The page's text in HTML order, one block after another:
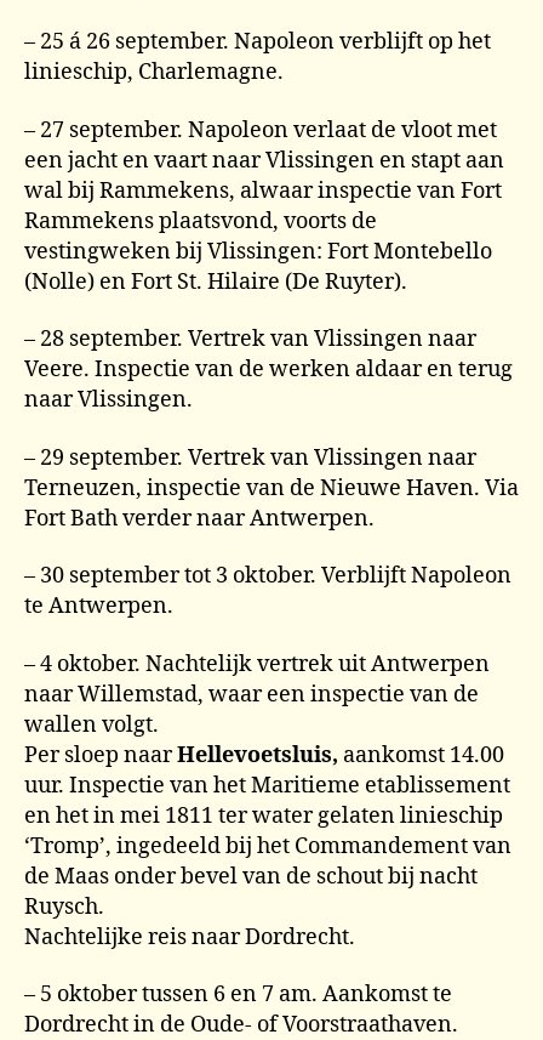
– 25 á 26 september. Napoleon verblijft op het
linieschip, Charlemagne.
– 27 september. Napoleon verlaat de vloot met
een jacht en vaart naar Vlissingen en stapt aan
wal bij Rammekens, alwaar inspectie van Fort
Rammekens plaatsvond, voorts de
vestingweken bij Vlissingen: Fort Montebello
(Nolle) en Fort St. Hilaire (De Ruyter).
– 28 september. Vertrek van Vlissingen naar
Veere. Inspectie van de werken aldaar en terug
naar Vlissingen.
– 29 september. Vertrek van Vlissingen naar
Terneuzen, inspectie van de Nieuwe Haven. Via
Fort Bath verder naar Antwerpen.
– 30 september tot 3 oktober. Verblijft Napoleon
te Antwerpen.
– 4 oktober. Nachtelijk vertrek uit Antwerpen
naar Willemstad, waar een inspectie van de
wallen volgt.
Per sloep naarHellevoetsluis, aankomst 14.00
uur. Inspectie van het Maritieme etablissement
en het in mei 1811 ter water gelaten linieschip
‘Tromp’, ingedeeld bij het Commandement van
de Maas onder bevel van de schout bij nacht
Ruysch.
Nachtelijke reis naar Dordrecht.
– 5 oktober tussen 6 en 7 am. Aankomst te
Dordrecht in de Oude- of Voorstraathaven.